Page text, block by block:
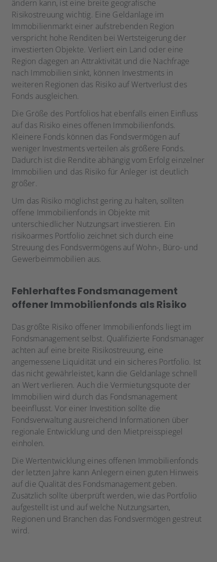
ändern kann, ist eine breite geografische
Risikostreuung wichtig. Eine Geldanlage im
Immobilienmarkt einer aufstrebenden Region
verspricht hohe Renditen bei Wertsteigerung der
investierten Objekte. Verliert ein Land oder eine
Region dagegen an Attraktivität und die Nachfrage
nach Immobilien sinkt, können Investments in
weiteren Regionen das Risiko auf Wertverlust des
Fonds ausgleichen.
Die Größe des Portfolios hat ebenfalls einen Einfluss
auf das Risiko eines offenen Immobilienfonds.
Kleinere Fonds können das Fondsvermögen auf
weniger Investments verteilen als größere Fonds.
Dadurch ist die Rendite abhängig vom Erfolg einzelner
Immobilien und das Risiko für Anleger ist deutlich
größer.
Um das Risiko möglichst gering zu halten, sollten
offene Immobilienfonds in Objekte mit
unterschiedlicher Nutzungsart investieren. Ein
risikoarmes Portfolio zeichnet sich durch eine
Streuung des Fondsvermögens auf Wohn-, Büro- und
Gewerbeimmobilien aus.
Fehlerhaftes Fondsmanagement
offener Immobilienfonds als Risiko
Das größte Risiko offener Immobilienfonds liegt im
Fondsmanagement selbst. Qualifizierte Fondsmanager
achten auf eine breite Risikostreuung, eine
angemessene Liquidität und ein sicheres Portfolio. Ist
das nicht gewährleistet, kann die Geldanlage schnell
an Wert verlieren. Auch die Vermietungsquote der
Immobilien wird durch das Fondsmanagement
beeinflusst. Vor einer Investition sollte die
Fondsverwaltung ausreichend Informationen über
regionale Entwicklung und den Mietpreisspiegel
einholen.
Die Wertentwicklung eines offenen Immobilienfonds
der letzten Jahre kann Anlegern einen guten Hinweis
auf die Qualität des Fondsmanagement geben.
Zusätzlich sollte überprüft werden, wie das Portfolio
aufgestellt ist und auf welche Nutzungsarten,
Regionen und Branchen das Fondsvermögen gestreut
wird.